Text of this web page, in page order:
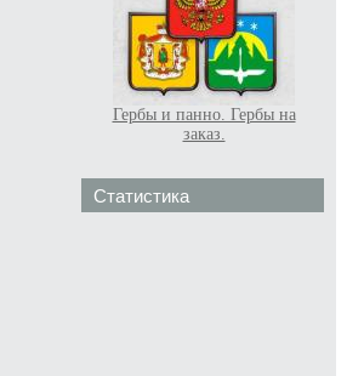
Гербы и панно. Гербы на
заказ.
Статистика